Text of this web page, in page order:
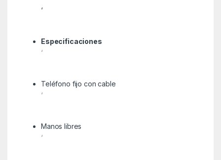
‘
Especificaciones
‘
Teléfono fijo con cable
‘
Manos libres
‘